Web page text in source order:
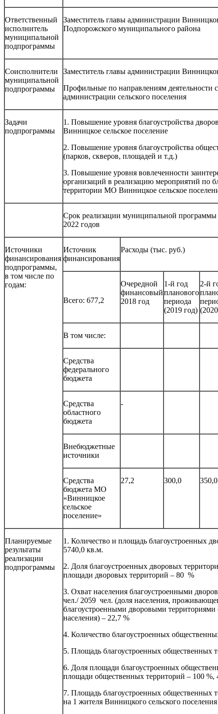
Ответственный
исполнитель
муниципальной
подпрограммы
Заместитель главы администрации
Подпорожского муниципального района
Соисполнители
муниципальной
подпрограммы
Заместитель главы администрации
Профильные по направлениям деятельности
администрации сельского поселения
Задачи
подпрограммы
1. Повышение уровня благоустройства
Винницкое сельское поселение
2. Повышение уровня благоустройства
(парков, скверов, площадей и т.д.)
3. Повышение уровня вовлеченности
организаций в реализацию мероприятий по
территории МО Винницкое сельское
Срок реализации муниципальной программы
2022 годов
Источники
финансирования
подпрограммы,
в том числе по
годам:
Источник
финансирования
Расходы (тыс. руб.)
Всего: 677,2
Очередной
финансовый
2018 год
1-й год
планового
периода
(2019 год)
2-й
В том числе:
Средства
федерального
бюджета
Средства
областного
бюджета
-
Внебюджетные
источники
Средства
бюджета МО
«Винницкое
сельское
поселение»
27,2 300,0 350,0
Планируемые
результаты
реализации
подпрограммы
1. Количество и площадь благоустроенных
5740,0 кв.м.
2. Доля благоустроенных дворовых
площади дворовых территорий – 80 %
3. Охват населения благоустроенными
чел./ 2059 чел. (доля населения,
благоустроенными дворовыми
населения) – 22,7 %
4. Количество благоустроенных
5. Площадь благоустроенных общественных
6. Доля площади благоустроенных
площади общественных территорий – 100 %,
7. Площадь благоустроенных общественных
на 1 жителя Винницкого сельского